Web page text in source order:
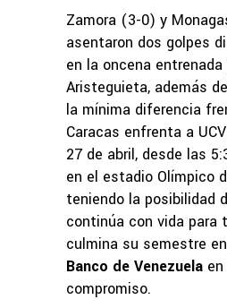
Zamora (3-0) y
asentaron dos golpes
en la oncena entrenada
Aristeguieta, además
la mínima diferencia
Caracas enfrenta a
27 de abril, desde las
en el estadio Olímpico
teniendo la posibilidad
continúa con vida para
culmina su semestre
Banco de Venezuela
compromiso.